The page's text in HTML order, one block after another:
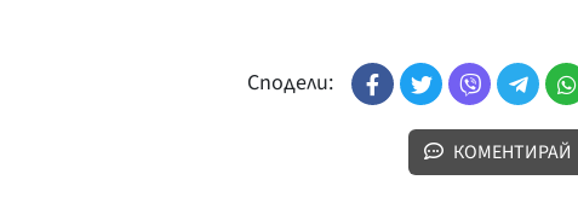
Сподели:
КОМЕНТИРАЙ